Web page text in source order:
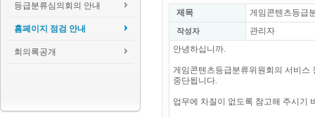
등급분류심의회의 안내
홈페이지 점검 안내
회의록공개
제목 게임콘텐츠등급
작성자
관리자
안녕하십니까.
게임콘텐츠등급분류위원회의 서비스
중단됩니다.
업무에 차질이 없도록 참고해 주시기